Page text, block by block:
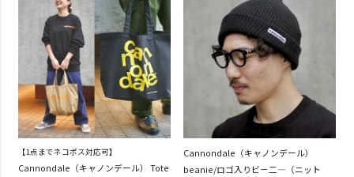
【1点までネコポス対応可】
Cannondale（キャノンデール） Tote
Cannondale（キャノンデール）
beanie/ロゴ入りビ－二―（ニット